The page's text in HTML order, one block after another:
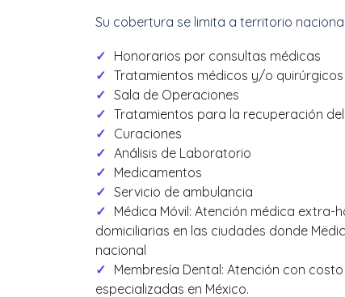
Su cobertura se limita a territorio
Honorarios por consultas médicas
Tratamientos médicos y/o quirúrgicos
Sala de Operaciones
Tratamientos para la recuperación
Curaciones
Análisis de Laboratorio
Medicamentos
Servicio de ambulancia
Médica Móvil: Atención médica
domiciliarias en las ciudades donde
nacional
Membresía Dental: Atención con
especializadas en México.